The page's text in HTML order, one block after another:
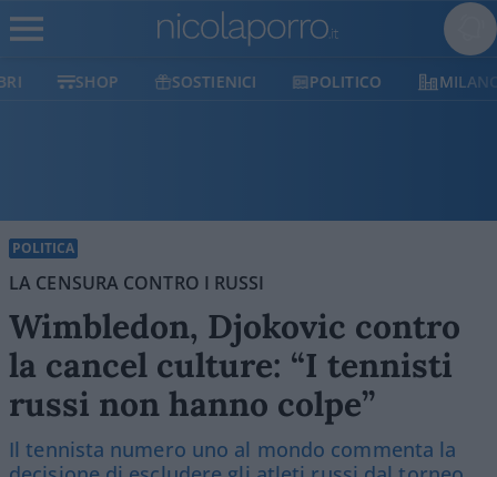
SHOP SOSTIENICI POLITICO MILANO
POLITICA
LA CENSURA CONTRO I RUSSI
Wimbledon, Djokovic contro
la cancel culture: “I tennisti
russi non hanno colpe”
Il tennista numero uno al mondo commenta la